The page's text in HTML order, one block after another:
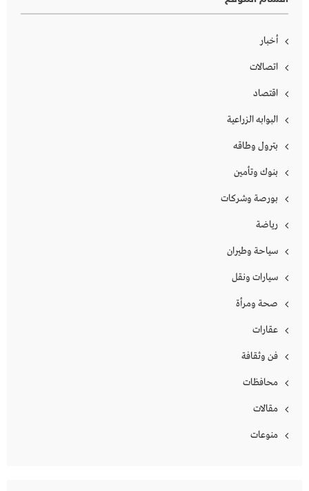
أخبار
اتصالات
اقتصاد
البوابه الزراعية
بترول وطاقه
بنوك وتأمين
بورصة وشركات
رياضة
سياحة وطيران
سيارات ونقل
صحة ومرأة
عقارات
فن وثقافة
محافظات
مقالات
منوعات